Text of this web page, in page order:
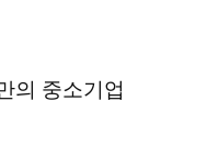
의 중소기업